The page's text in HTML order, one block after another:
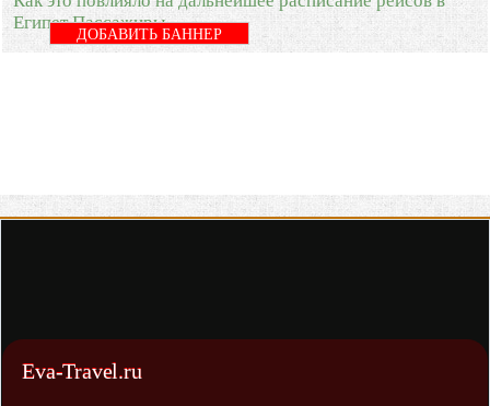
Египет Пассажиры
ДОБАВИТЬ БАННЕР
Eva-Travel.ru